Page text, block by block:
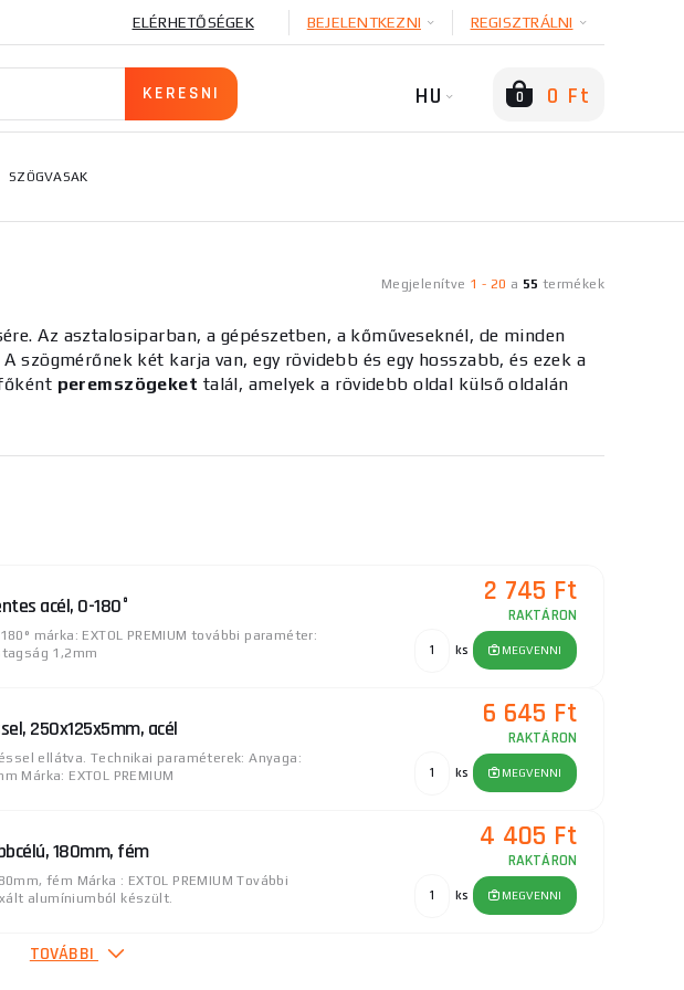
ELÉRHETŐSÉGEK BEJELENTKEZNI REGISZTRÁLNI
HU 0 0 Ft
SZÖGVASAK
Megjelenítve 1 - 20 a 55 termékek
Az asztalosiparban, a gépészetben, a kőműveseknél, de minden
szögmérőnek két karja van, egy rövidebb és egy hosszabb, és ezek a
peremszögeket talál, amelyek a rövidebb oldal külső oldalán
közül mindenki választhat. Csak válasszon. A kiválasztással,
acél, 0-180°
márka: EXTOL PREMIUM további paraméter:
1,2mm
2 745 Ft
RAKTÁRON
ks MEGVENNI
250x125x5mm, acél
ellátva. Technikai paraméterek: Anyaga:
Márka: EXTOL PREMIUM
6 645 Ft
RAKTÁRON
ks MEGVENNI
180mm, fém
fém Márka : EXTOL PREMIUM További
alumíniumból készült.
4 405 Ft
RAKTÁRON
ks MEGVENNI
TOVÁBBI